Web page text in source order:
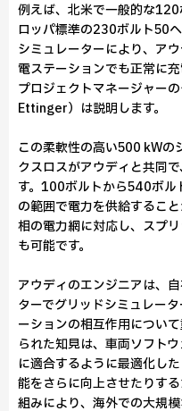
例えば、北米で一般的な
ロッパ標準の230ボルト50
シミュレーターにより、ア
電ステーションでも正常に
プロジェクトマネージャー
Ettinger）は説明します。
この柔軟性の高い500 kWの
クスロスがアウディと共同
す。100ボルトから540ボ
の範囲で電力を供給するこ
相の電力網に対応し、スプ
も可能です。
アウディのエンジニアは、
ターでグリッドシミュレー
ーションの相互作用につい
られた知見は、車両ソフト
に適合するように最適化し
能をさらに向上させたりす
組みにより、海外での大規